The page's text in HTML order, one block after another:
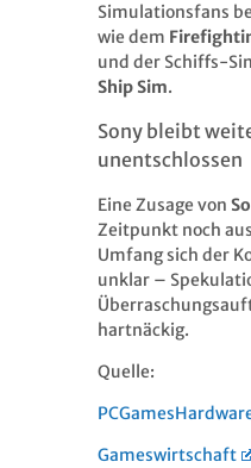
Simulationsfans
wie dem
und der Schiffs-
Ship Sim.
Sony bleibt
unentschlossen
Eine Zusage von
Zeitpunkt noch
Umfang sich der
unklar –
hartnäckig.
Quelle:
Gameswirtschaft